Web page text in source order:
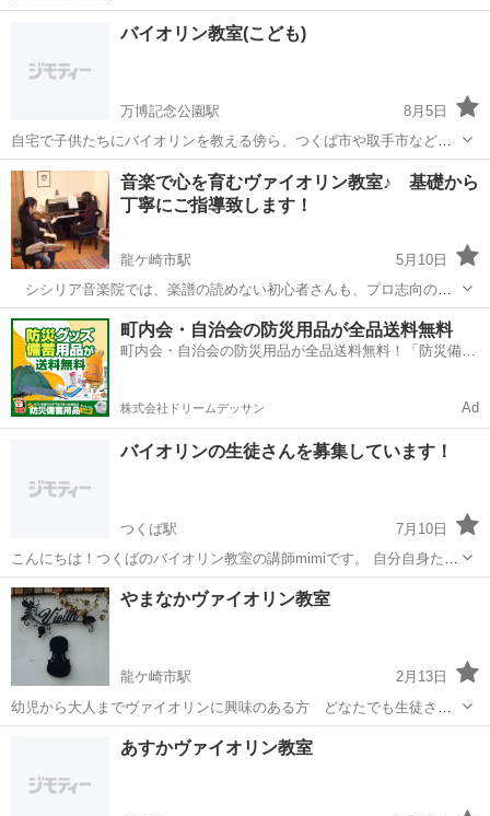
バイオリン教室(こども)
万博記念公園駅
8月5日
自宅で子供たちにバイオリンを教える傍ら、つくば市や取手市などで
演奏活動をしております♪ 指導歴は約40年です。 〜簡単な経歴〜 音楽
大学器楽科(バイオリン科)を卒業 小中学校音楽教員免許あり 小学校に
て音...
茨城 つくば市 万博記念公園駅 バイオリン レッスン
音楽で心を育むヴァイオリン教室♪ 基礎から
丁寧にご指導致します！
龍ケ崎市駅
5月10日
シシリア音楽院では、楽譜の読めない初心者さんも、プロ志向の上
級者さんも、趣味で楽しむシニアさんも、一人一人の目的とレベルに
応じて、楽しく丁寧にご指導致します。ヨーロッパに学び演奏、指導
ともに経験豊富な講師陣が、皆さんの弾き...
茨城 龍ケ崎市 龍ケ崎市駅 バイオリン シニア
町内会・自治会の防災用品が全品送料無料
町内会・自治会の防災用品が全品送料無料！「防災備蓄
株式会社ドリームデッサン Ad
バイオリンの生徒さんを募集しています！
つくば駅
7月10日
こんにちは！つくばのバイオリン教室の講師mimiです。 自分自身たく
さんの先生に習った経験からいろいろな角度からのレッスンができま
す。 演奏活動をしながらのレッスンですので、音楽的にも技術的にも
お伝えできます。 ...
茨城 つくば市 つくば駅 バイオリン
やまなかヴァイオリン教室
龍ケ崎市駅
2月13日
幼児から大人までヴァイオリンに興味のある方 どなたでも生徒さん
のレベルに合った指導をいたします。クラシックに限らず、色々なジ
ャンルの曲を、楽しく、生徒さんが理解するまで何度でもお教えいた
龍ケ崎市 龍ケ崎市駅 バイオリン
あすかヴァイオリン教室